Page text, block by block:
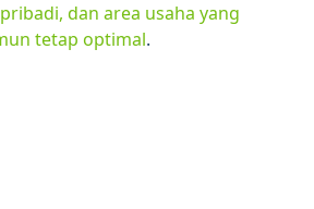
dan area usaha yang
tetap optimal.